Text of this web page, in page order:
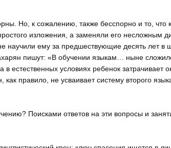
Но, к сожалению, также бесспорно и то, что
изложения, а заменяли его несложным
научили ему за предшествующие десять лет в
пишут: «В обучении языкам… ныне
естественных условиях ребенок затрачивает
правило, не усваивает систему второго
Поисками ответов на эти вопросы и